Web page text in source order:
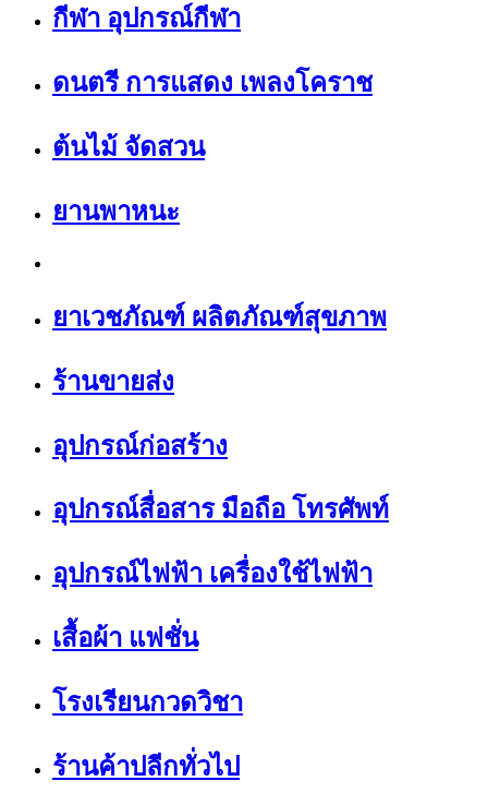
กีฬา อุปกรณ์กีฬา
ดนตรี การแสดง เพลงโคราช
ต้นไม้ จัดสวน
ยานพาหนะ
ยาเวชภัณฑ์ ผลิตภัณฑ์สุขภาพ
ร้านขายส่ง
อุปกรณ์ก่อสร้าง
อุปกรณ์สื่อสาร มือถือ โทรศัพท์
อุปกรณ์ไฟฟ้า เครื่องใช้ไฟฟ้า
เสื้อผ้า แฟชั่น
โรงเรียนกวดวิชา
ร้านค้าปลีกทั่วไป